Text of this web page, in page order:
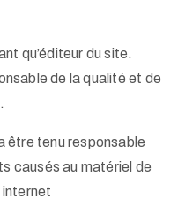
qu’éditeur du site.
de la qualité et de
être tenu responsable
causés au matériel de
internet